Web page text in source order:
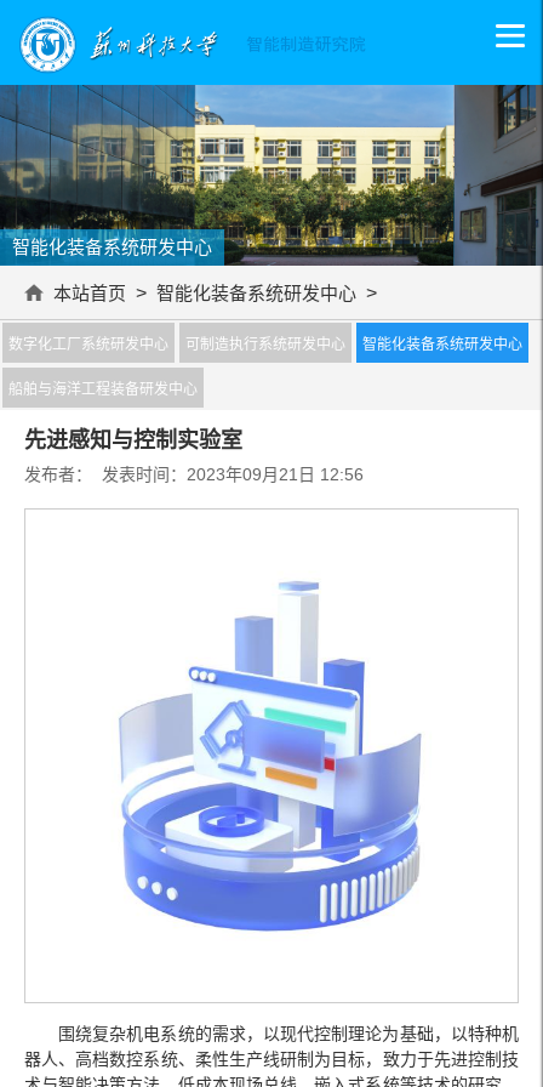
智能化装备系统研发中心
本站首页 > 智能化装备系统研发中心 >
数字化工厂系统研发中心 可制造执行系统研发中心 智能化装备系统研发中心
船舶与海洋工程装备研发中心
先进感知与控制实验室
发布者： 发表时间：2023年09月21日 12:56
围绕复杂机电系统的需求，以现代控制理论为基础，以特种机
器人、高档数控系统、柔性生产线研制为目标，致力于先进控制技